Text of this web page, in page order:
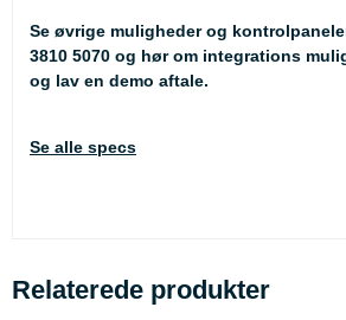
Se øvrige muligheder og
3810 5070 og hør om integrations
og lav en demo aftale.
Se alle specs
Relaterede produkter